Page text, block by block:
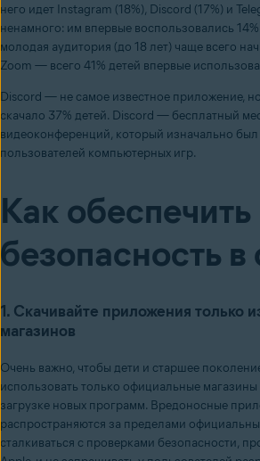
него идет Instagram (18%), Discord (17%) и
ненамного: им впервые воспользовались
молодая аудитория (до 18 лет) чаще всего
Zoom — всего 41% детей впервые
Discord — не самое известное приложение,
скачало 37% детей. Discord — бесплатный
видеоконференций, который изначально
пользователей компьютерных игр.
Как обеспечить
безопасность в
1. Скачивайте приложения только
магазинов
Очень важно, чтобы дети и старшее
использовать только официальные
загрузке новых программ. Вредоносные
распространяются за пределами
сталкиваться с проверками безопасности,